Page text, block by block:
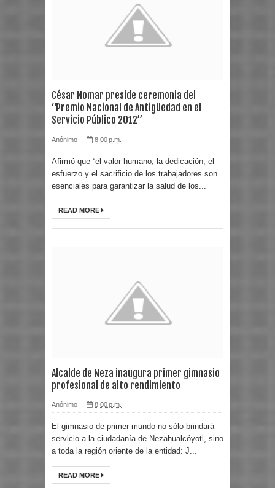
César Nomar preside ceremonia del
“Premio Nacional de Antigüedad en el
Servicio Público 2012”
Anónimo 8:00 p.m.
Afirmó que “el valor humano, la dedicación, el
esfuerzo y el sacrificio de los trabajadores son
esenciales para garantizar la salud de los...
READ MORE
Alcalde de Neza inaugura primer gimnasio
profesional de alto rendimiento
Anónimo 8:00 p.m.
El gimnasio de primer mundo no sólo brindará
servicio a la ciudadanía de Nezahualcóyotl, sino
a toda la región oriente de la entidad: J...
READ MORE